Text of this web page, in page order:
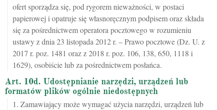
ofert sporządza się, pod rygorem nieważności, w postaci
papierowej i opatruje się własnoręcznym podpisem oraz składa
się za pośrednictwem operatora pocztowego w rozumieniu
ustawy z dnia 23 listopada 2012 r. – Prawo pocztowe (Dz. U. z
2017 r. poz. 1481 oraz z 2018 r. poz. 106, 138, 650, 1118 i
1629), osobiście lub za pośrednictwem posłańca.
Art. 10d. Udostępnianie narzędzi, urządzeń lub
formatów plików ogólnie niedostępnych
1. Zamawiający może wymagać użycia narzędzi, urządzeń lub